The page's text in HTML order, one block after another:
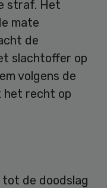
straf. Het
mate
de
slachtoffer op
volgens de
het recht op
de doodslag